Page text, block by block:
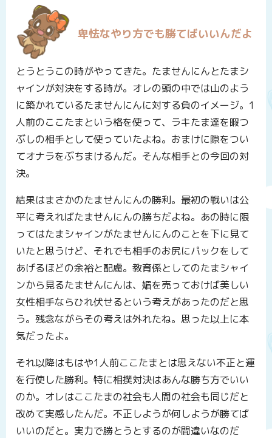
卑怯なやり方でも勝てばいいんだよ
とうとうこの時がやってきた。たませんにんとたまシ
ャインが対決をする時が。オレの頭の中では山のよう
に築かれているたませんにんに対する負のイメージ。1
人前のここたまという格を使って、ラキたま達を暇つ
ぶしの相手として使っていたよね。おまけに隙をつい
てオナラをぶちまけるんだ。そんな相手との今回の対
決。
結果はまさかのたませんにんの勝利。最初の戦いは公
平に考えればたませんにんの勝ちだよね。あの時に限
ってはたまシャインがたませんにんのことを下に見て
いたと思うけど、それでも相手のお尻にパックをして
あげるほどの余裕と配慮。教育係としてのたまシャイ
ンから見るたませんにんは、媚を売っておけば美しい
女性相手ならひれ伏せるという考えがあったのだと思
う。残念ながらその考えは外れたね。思った以上に本
気だったよ。
それ以降はもはや1人前ここたまとは思えない不正と運
を行使した勝利。特に相撲対決はあんな勝ち方でいい
のか。オレはここたまの社会も人間の社会も同じだと
改めて実感したんだ。不正しようが何しようが勝てば
いいのだと。実力で勝とうとするのが間違いなのだ